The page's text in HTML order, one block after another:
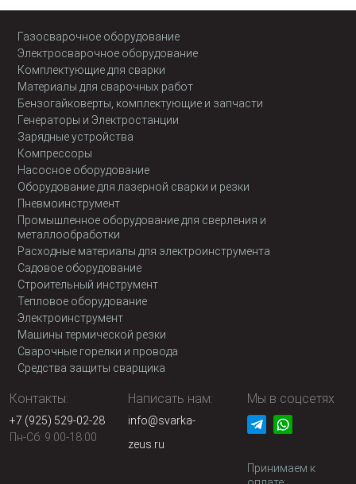
Газосварочное оборудование
Электросварочное оборудование
Комплектующие для сварки
Материалы для сварочных работ
Бензогайковерты, комплектующие и запчасти
Генераторы и Электростанции
Зарядные устройства
Компрессоры
Насосное оборудование
Оборудование для лазерной сварки и резки
Пневмоинструмент
Промышленное оборудование для сверления и
металлообработки
Расходные материалы для электроинструмента
Садовое оборудование
Строительный инструмент
Тепловое оборудование
Электроинструмент
Машины термической резки
Сварочные горелки и провода
Средства защиты сварщика
Контакты:
+7 (925) 529-02-28
Пн-Сб: 9:00-18:00
Написать нам:
info@svarka-
zeus.ru
Мы в соцсетях
Принимаем к